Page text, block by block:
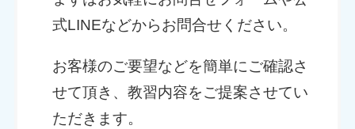
式LINEなどからお問合せください。
お客様のご要望などを簡単にご確認さ
せて頂き、教習内容をご提案させてい
ただきます。